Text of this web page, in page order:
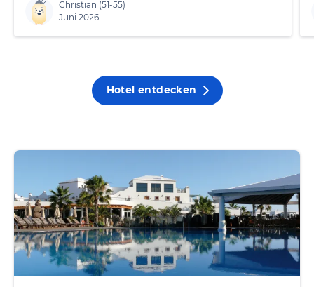
Christian (51-55)
Juni 2026
Hotel entdecken